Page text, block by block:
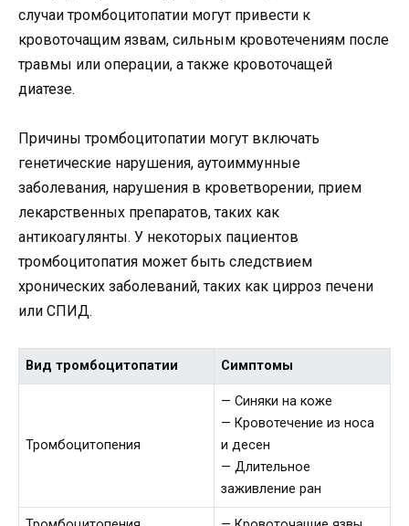
случаи тромбоцитопатии могут привести к
кровоточащим язвам, сильным кровотечениям после
травмы или операции, а также кровоточащей
диатезе.
Причины тромбоцитопатии могут включать
генетические нарушения, аутоиммунные
заболевания, нарушения в кроветворении, прием
лекарственных препаратов, таких как
антикоагулянты. У некоторых пациентов
тромбоцитопатия может быть следствием
хронических заболеваний, таких как цирроз печени
или СПИД.
Вид тромбоцитопатии Симптомы
Тромбоцитопения
— Синяки на коже
— Кровотечение из носа
и десен
— Длительное
заживление ран